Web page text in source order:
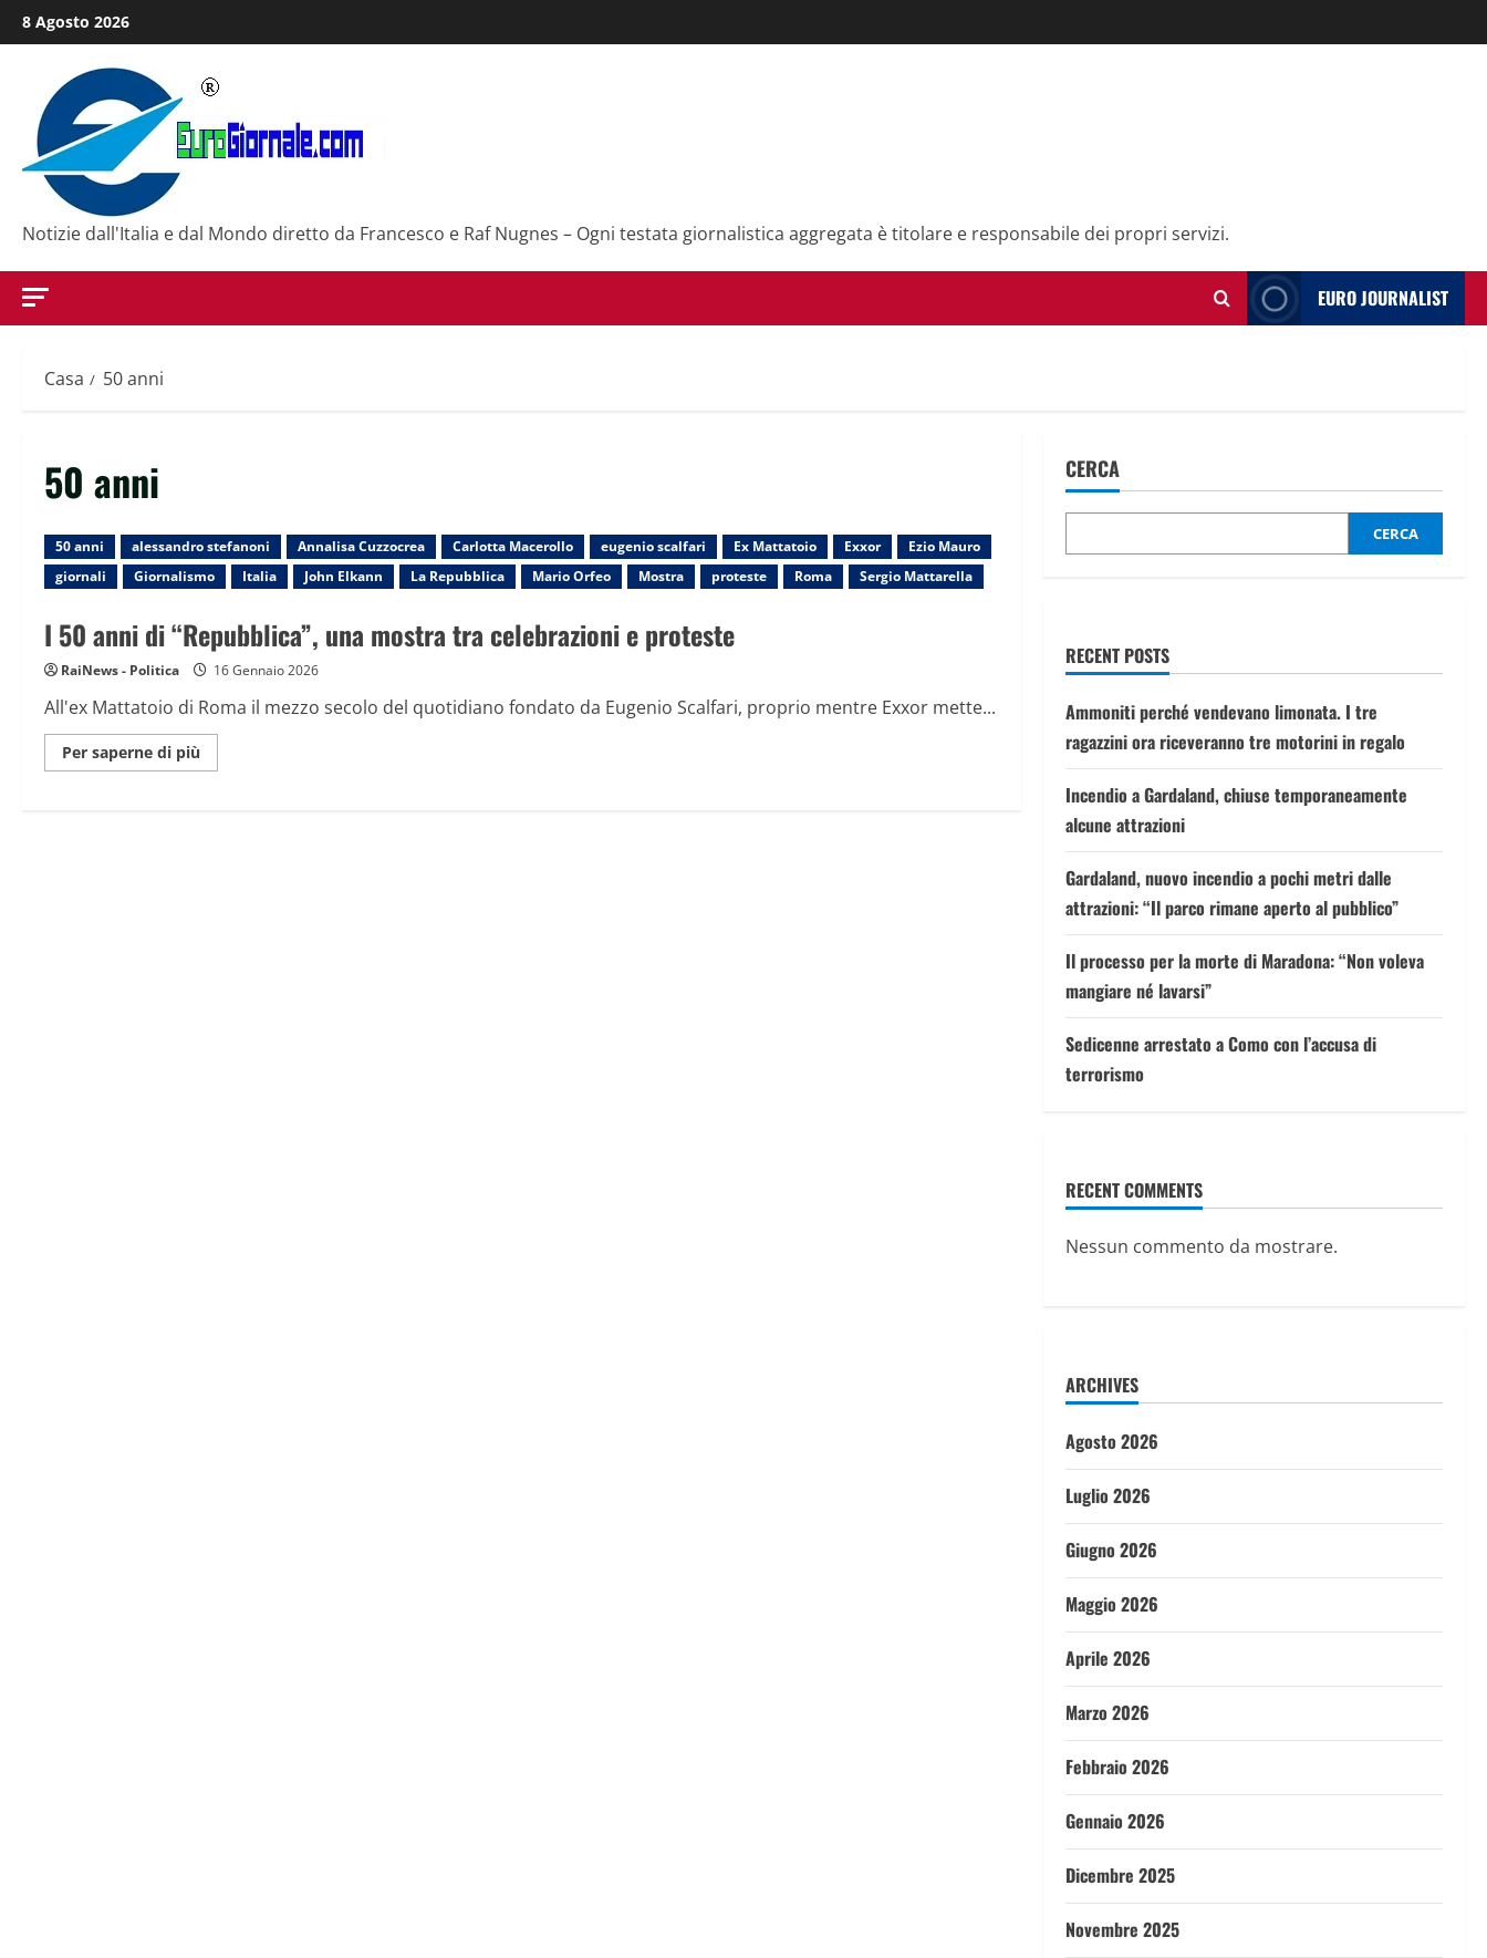
Salta
al
contenuto
8 Agosto 2026
Notizie dall'Italia e dal Mondo diretto da Francesco e Raf Nugnes – Ogni testata giornalistica aggregata è titolare e responsabile dei propri servizi.
EURO JOURNALIST
Casa 50 anni
50 anni
50 anni alessandro stefanoni Annalisa Cuzzocrea Carlotta Macerollo eugenio scalfari Ex Mattatoio Exxor
Ezio Mauro
giornali
Giornalismo Italia John Elkann La Repubblica Mario Orfeo Mostra proteste Roma Sergio Mattarella
I 50 anni di “Repubblica”, una mostra tra celebrazioni e proteste
RaiNews - Politica 16 Gennaio 2026
All'ex Mattatoio di Roma il mezzo secolo del quotidiano fondato da Eugenio Scalfari, proprio mentre Exxor mette...
Per saperne di più
informazioni
CERCA
CERCA
RECENT POSTS
Ammoniti perché vendevano limonata. I tre
ragazzini ora riceveranno tre motorini in regalo
Incendio a Gardaland, chiuse temporaneamente
alcune attrazioni
Gardaland, nuovo incendio a pochi metri dalle
attrazioni: “Il parco rimane aperto al pubblico”
Il processo per la morte di Maradona: “Non voleva
mangiare né lavarsi”
Sedicenne arrestato a Como con l’accusa di
terrorismo
RECENT COMMENTS
Nessun commento da mostrare.
ARCHIVES
Agosto 2026
Luglio 2026
Giugno 2026
Maggio 2026
Aprile 2026
Marzo 2026
Febbraio 2026
Gennaio 2026
Dicembre 2025
Novembre 2025